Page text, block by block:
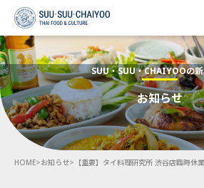
HOME
会社概要
事業内容
採用情報
SUU・SUU・CHAIYOOの
お知らせ
HOME>お知らせ> 【重要】タイ料理研究所 渋谷店臨時休